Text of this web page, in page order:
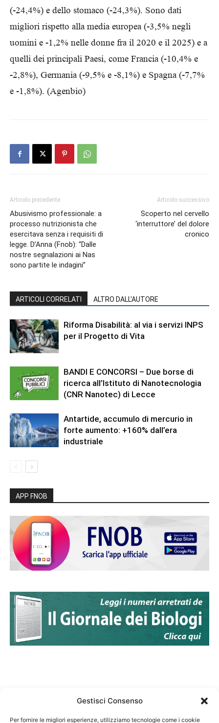
Gestisci Consenso
Per fornire le migliori esperienze, utilizziamo tecnologie come i cookie
(-24,4%) e dello stomaco (-24,3%). Sono dati
migliori rispetto alla media europea (-3,5% negli
uomini e -1,2% nelle donne fra il 2020 e il 2025) e a
quelli dei principali Paesi, come Francia (-10,4% e
-2,8%), Germania (-9,5% e -8,1%) e Spagna (-7,7%
e -1,8%). (Agenbio)
Articolo precedente
Abusivismo professionale: a
processo nutrizionista che
esercitava senza i requisiti di
legge. D’Anna (Fnob): “Dalle
nostre segnalazioni ai Nas
sono partite le indagini”
Articolo successivo
Scoperto nel cervello
‘interruttore’ del dolore
cronico
ARTICOLI CORRELATI ALTRO DALL'AUTORE
Riforma Disabilità: al via i servizi INPS
per il Progetto di Vita
BANDI E CONCORSI – Due borse di
ricerca all’Istituto di Nanotecnologia
(CNR Nanotec) di Lecce
Antartide, accumulo di mercurio in
forte aumento: +160% dall’era
industriale
APP FNOB